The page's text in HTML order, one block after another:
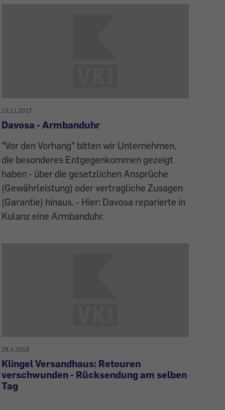
23.11.2017
Davosa - Armbanduhr
"Vor den Vorhang" bitten wir Unternehmen,
die besonderes Entgegenkommen gezeigt
haben - über die gesetzlichen Ansprüche
(Gewährleistung) oder vertragliche Zusagen
(Garantie) hinaus. - Hier: Davosa reparierte in
Kulanz eine Armbanduhr.
28.4.2016
Klingel Versandhaus: Retouren
verschwunden - Rücksendung am selben
Tag